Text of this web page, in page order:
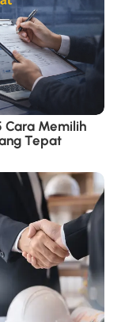
Cara Memilih
Tepat